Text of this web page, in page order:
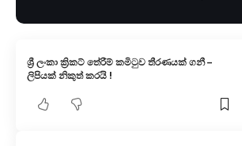
ශ්‍රී ලංකා ක්‍රිකට් තේරීම් කමිටුව තීරණයක් ගනී –
ලිපියක් නිකුත් කරයි !